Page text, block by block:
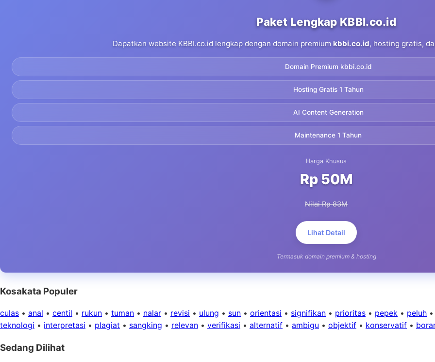
Paket Lengkap KBBI.co.id
Dapatkan website KBBI.co.id lengkap dengan domain premium kbbi.co.id, hosting gratis,
Domain Premium kbbi.co.id
Hosting Gratis 1 Tahun
AI Content Generation
Maintenance 1 Tahun
Harga Khusus
Rp 50M
Nilai Rp 83M
Lihat Detail
Termasuk domain premium & hosting
Kosakata Populer
culas • anal • centil • rukun • tuman • nalar • revisi • ulung • sun • orientasi • signifikan • prioritas • pepek • peluh
teknologi • interpretasi • plagiat • sangking • relevan • verifikasi • alternatif • ambigu • objektif • konservatif •
Sedang Dilihat